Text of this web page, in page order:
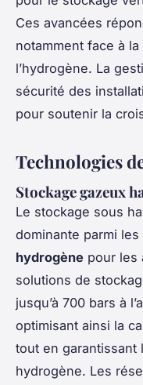
Ces avancées
notamment face à
l’hydrogène. La
sécurité des
pour soutenir la
Technologies
Stockage gazeux
Le stockage sous
dominante parmi les
hydrogène pour les
solutions de
jusqu’à 700 bars à
optimisant ainsi la
tout en garantissant
hydrogène. Les